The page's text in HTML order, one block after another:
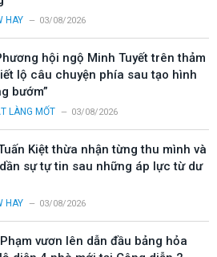
HAY 03/08/2026
hội ngộ Minh Tuyết trên thảm
lộ câu chuyện phía sau tạo hình
bướm”
LÀNG MỐT 03/08/2026
Kiệt thừa nhận từng thu mình và
sự tự tin sau những áp lực từ dư
HAY 03/08/2026
vươn lên dẫn đầu bảng hỏa